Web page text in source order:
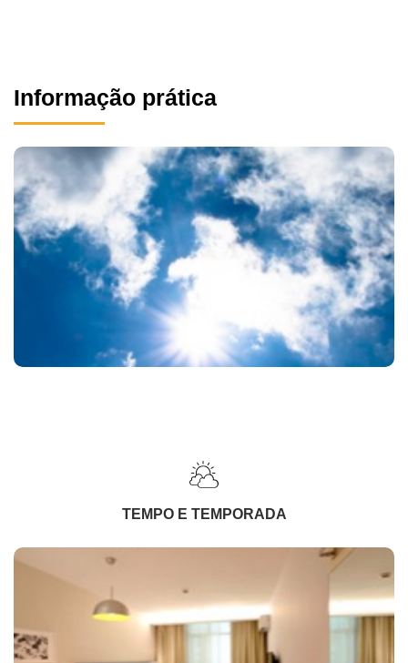
Informação prática
TEMPO E TEMPORADA